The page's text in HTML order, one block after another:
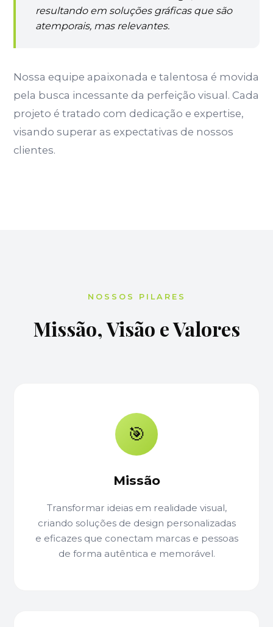
resultando em soluções gráficas que são
atemporais, mas relevantes.
Nossa equipe apaixonada e talentosa é movida
pela busca incessante da perfeição visual. Cada
projeto é tratado com dedicação e expertise,
visando superar as expectativas de nossos
clientes.
NOSSOS PILARES
Missão, Visão e Valores
🎯
Missão
Transformar ideias em realidade visual,
criando soluções de design personalizadas
e eficazes que conectam marcas e pessoas
de forma autêntica e memorável.